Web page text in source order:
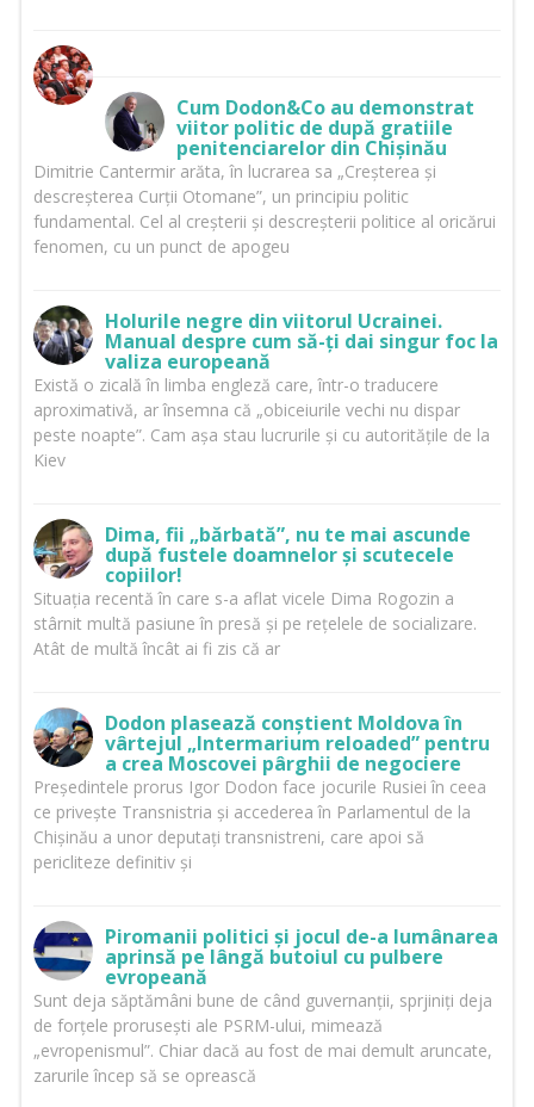
Cum Dodon&Co au demonstrat
viitor politic de după gratiile
penitenciarelor din Chișinău
Dimitrie Cantermir arăta, în lucrarea sa „Creșterea și
descreșterea Curții Otomane”, un principiu politic
fundamental. Cel al creșterii și descreșterii politice al oricărui
fenomen, cu un punct de apogeu
Holurile negre din viitorul Ucrainei.
Manual despre cum să-ți dai singur foc la
valiza europeană
Există o zicală în limba engleză care, într-o traducere
aproximativă, ar însemna că „obiceiurile vechi nu dispar
peste noapte”. Cam așa stau lucrurile și cu autoritățile de la
Kiev
Dima, fii „bărbată”, nu te mai ascunde
după fustele doamnelor și scutecele
copiilor!
Situația recentă în care s-a aflat vicele Dima Rogozin a
stârnit multă pasiune în presă și pe rețelele de socializare.
Atât de multă încât ai fi zis că ar
Dodon plasează conștient Moldova în
vârtejul „Intermarium reloaded” pentru
a crea Moscovei pârghii de negociere
Președintele prorus Igor Dodon face jocurile Rusiei în ceea
ce privește Transnistria și accederea în Parlamentul de la
Chișinău a unor deputați transnistreni, care apoi să
pericliteze definitiv și
Piromanii politici și jocul de-a lumânarea
aprinsă pe lângă butoiul cu pulbere
evropeană
Sunt deja săptămâni bune de când guvernanții, sprjiniți deja
de forțele prorusești ale PSRM-ului, mimează
„evropenismul”. Chiar dacă au fost de mai demult aruncate,
zarurile încep să se oprească